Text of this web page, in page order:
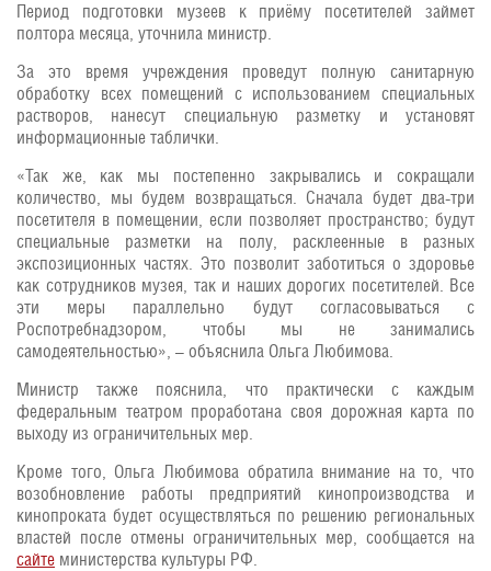
Период подготовки музеев к приёму посетителей займет
полтора месяца, уточнила министр.
За это время учреждения проведут полную санитарную
обработку всех помещений с использованием специальных
растворов, нанесут специальную разметку и установят
информационные таблички.
«Так же, как мы постепенно закрывались и сокращали
количество, мы будем возвращаться. Сначала будет два-три
посетителя в помещении, если позволяет пространство; будут
специальные разметки на полу, расклеенные в разных
экспозиционных частях. Это позволит заботиться о здоровье
как сотрудников музея, так и наших дорогих посетителей. Все
эти меры параллельно будут согласовываться с
Роспотребнадзором, чтобы мы не занимались
самодеятельностью», – объяснила Ольга Любимова.
Министр также пояснила, что практически с каждым
федеральным театром проработана своя дорожная карта по
выходу из ограничительных мер.
Кроме того, Ольга Любимова обратила внимание на то, что
возобновление работы предприятий кинопроизводства и
кинопроката будет осуществляться по решению региональных
властей после отмены ограничительных мер, сообщается на
сайте министерства культуры РФ.